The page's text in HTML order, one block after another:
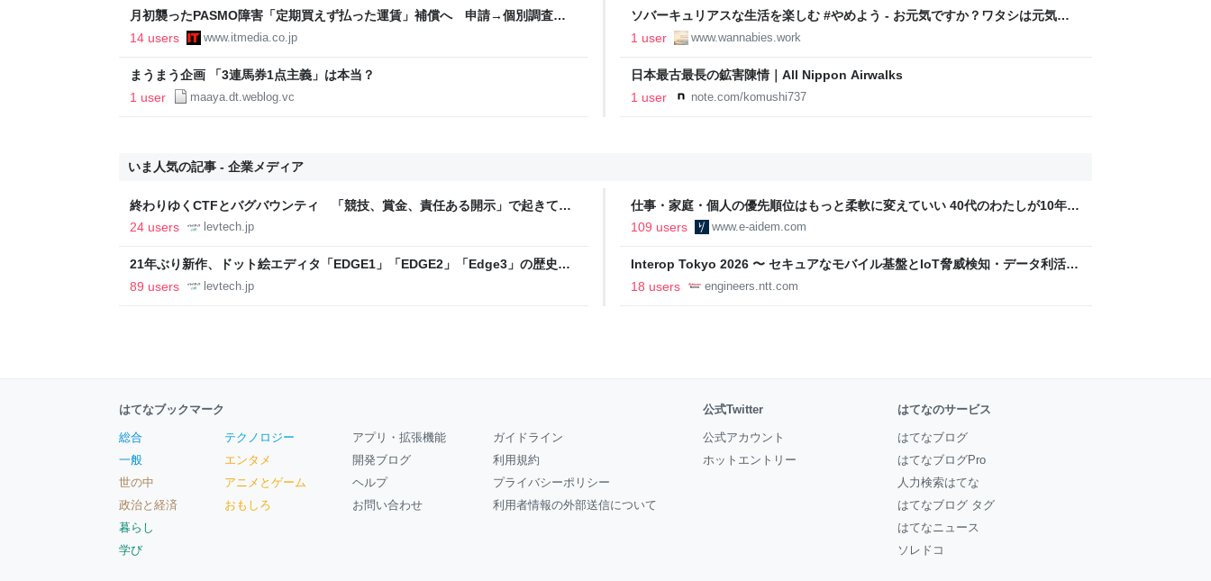
月初襲ったPASMO障害「定期買えず払った運賃」補償へ 申請→個別調査で
「時間かかる」
14 users www.itmedia.co.jp
ソバーキュリアスな生活を楽しむ #やめよう - お元気ですか？ワタシは元気で
す。
1 user www.wannabies.work
まうまう企画 「3連馬券1点主義」は本当？
1 user
maaya.dt.weblog.vc
日本最古最長の鉱害陳情｜All Nippon Airwalks
1 user
note.com/komushi737
いま人気の記事 - 企業メディア
終わりゆくCTFとバグバウンティ 「競技、賞金、責任ある開示」で起きてい
ること【フォーカス】 - レバテックLAB
24 users levtech.jp
仕事・家庭・個人の優先順位はもっと柔軟に変えていい 40代のわたしが10年後
の自分に伝えたいこと - りっすん by イーアイデム
109 users www.e-aidem.com
21年ぶり新作、ドット絵エディタ「EDGE1」「EDGE2」「Edge3」の歴史に
ついて作者に聞く【フォーカス】 - レバテックLAB
89 users levtech.jp
Interop Tokyo 2026 〜 セキュアなモバイル基盤とIoT脅威検知・データ利活用
への取り組み 〜 - NTT docomo Business Engineers' Blog
18 users engineers.ntt.com
はてなブックマーク
総合
一般
世の中
政治と経済
暮らし
学び
テクノロジー
エンタメ
アニメとゲーム
おもしろ
アプリ・拡張機能
開発ブログ
ヘルプ
お問い合わせ
ガイドライン
利用規約
プライバシーポリシー
利用者情報の外部送信について
公式Twitter
公式アカウント
ホットエントリー
はてなのサービス
はてなブログ
はてなブログPro
人力検索はてな
はてなブログ タグ
はてなニュース
ソレドコ